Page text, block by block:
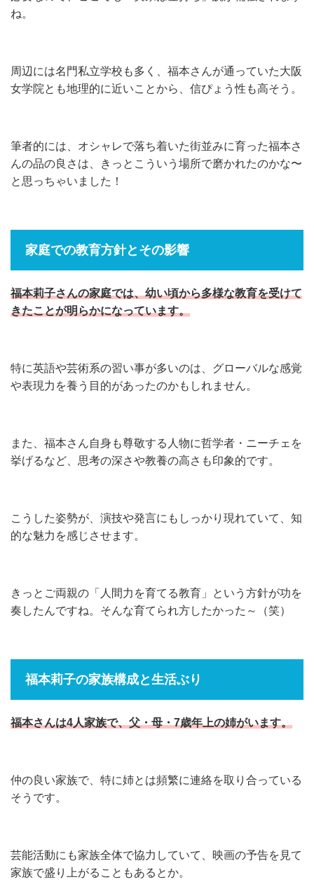
ね。
周辺には名門私立学校も多く、福本さんが通っていた大阪
女学院とも地理的に近いことから、信ぴょう性も高そう。
筆者的には、オシャレで落ち着いた街並みに育った福本さ
んの品の良さは、きっとこういう場所で磨かれたのかな〜
と思っちゃいました！
家庭での教育方針とその影響
福本莉子さんの家庭では、幼い頃から多様な教育を受けて
きたことが明らかになっています。
特に英語や芸術系の習い事が多いのは、グローバルな感覚
や表現力を養う目的があったのかもしれません。
また、福本さん自身も尊敬する人物に哲学者・ニーチェを
挙げるなど、思考の深さや教養の高さも印象的です。
こうした姿勢が、演技や発言にもしっかり現れていて、知
的な魅力を感じさせます。
きっとご両親の「人間力を育てる教育」という方針が功を
奏したんですね。そんな育てられ方したかった～（笑）
福本莉子の家族構成と生活ぶり
福本さんは4人家族で、父・母・7歳年上の姉がいます。
仲の良い家族で、特に姉とは頻繁に連絡を取り合っている
そうです。
芸能活動にも家族全体で協力していて、映画の予告を見て
家族で盛り上がることもあるとか。